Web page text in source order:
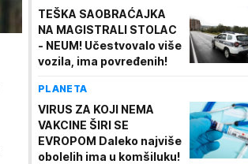
TEŠKA SAOBRAĆAJKA
NA MAGISTRALI STOLAC
- NEUM! Učestvovalo više
vozila, ima povređenih!
PLANETA
VIRUS ZA KOJI NEMA
VAKCINE ŠIRI SE
EVROPOM Daleko najviše
obolelih ima u komšiluku!